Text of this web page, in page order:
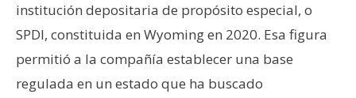
institución depositaria de propósito especial, o
SPDI, constituida en Wyoming en 2020. Esa figura
permitió a la compañía establecer una base
regulada en un estado que ha buscado